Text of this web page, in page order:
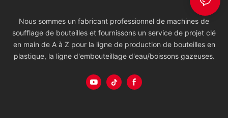
Nous sommes un fabricant professionnel de machines de
soufflage de bouteilles et fournissons un service de projet clé
en main de A à Z pour la ligne de production de bouteilles en
plastique, la ligne d'embouteillage d'eau/boissons gazeuses.